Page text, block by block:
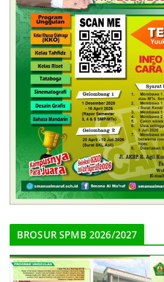
BROSUR SPMB 2026/2027